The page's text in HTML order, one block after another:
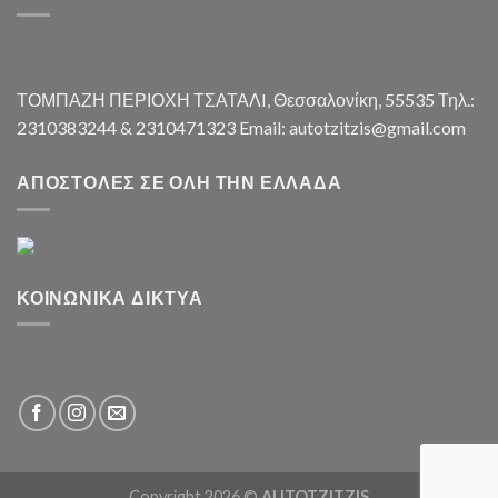
ΤΟΜΠΑΖΗ ΠΕΡΙΟΧΗ ΤΣΑΤΑΛI, Θεσσαλονίκη, 55535 Τηλ.:
2310383244 & 2310471323 Email: autotzitzis@gmail.com
ΑΠΟΣΤΟΛΈΣ ΣΕ ΌΛΗ ΤΗΝ ΕΛΛΆΔΑ
ΚΟΙΝΩΝΙΚΆ ΔΊΚΤΥΑ